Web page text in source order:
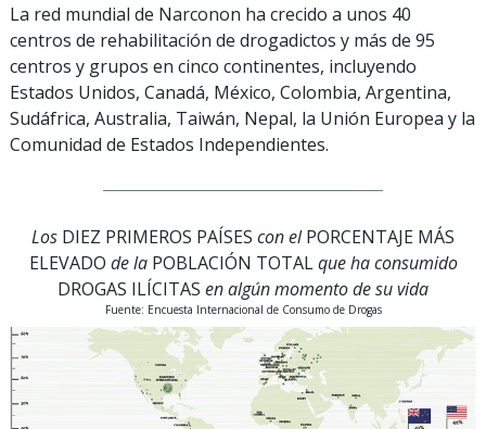
La red mundial de Narconon ha crecido a unos 40
centros de rehabilitación de drogadictos y más de 95
centros y grupos en cinco continentes, incluyendo
Estados Unidos, Canadá, México, Colombia, Argentina,
Sudáfrica, Australia, Taiwán, Nepal, la Unión Europea y la
Comunidad de Estados Independientes.
Los DIEZ PRIMEROS PAÍSES con elPORCENTAJE MÁS
ELEVADO de laPOBLACIÓN TOTALque ha consumido
DROGAS ILÍCITAS en algún momento de su vida
Fuente: Encuesta Internacional de Consumo de Drogas